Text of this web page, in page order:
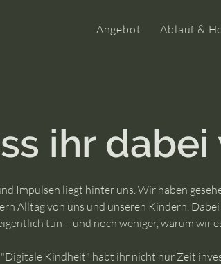
Angebot Ablauf &
ihr dabei
Impulsen liegt hinter uns. Wir haben
Alltag von uns und unseren Kindern.
tun – und noch weniger, warum wir
Kindheit" habt ihr nicht nur Zeit